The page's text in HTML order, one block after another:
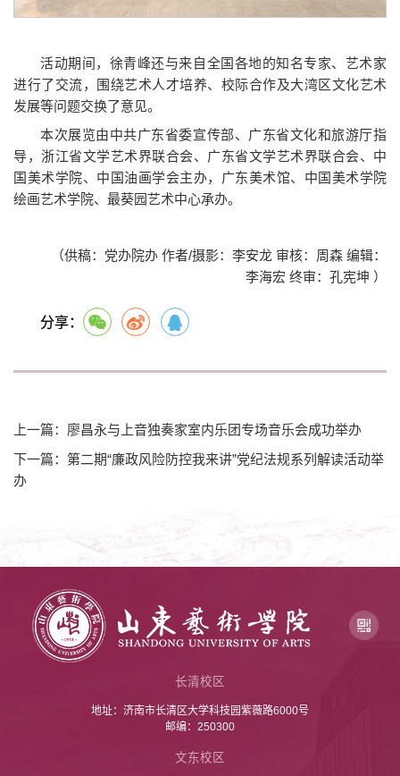
活动期间，徐青峰还与来自全国各地的知名专家、艺术家
进行了交流，围绕艺术人才培养、校际合作及大湾区文化艺术
发展等问题交换了意见。
本次展览由中共广东省委宣传部、广东省文化和旅游厅指
导，浙江省文学艺术界联合会、广东省文学艺术界联合会、中
国美术学院、中国油画学会主办，广东美术馆、中国美术学院
绘画艺术学院、最葵园艺术中心承办。
（供稿：党办院办 作者/摄影：李安龙 审核：周森 编辑：
李海宏 终审：孔宪坤 ）
分享：
上一篇：廖昌永与上音独奏家室内乐团专场音乐会成功举办
下一篇：第二期“廉政风险防控我来讲”党纪法规系列解读活动举
办
长清校区
地址：济南市长清区大学科技园紫薇路6000号
邮编：250300
文东校区